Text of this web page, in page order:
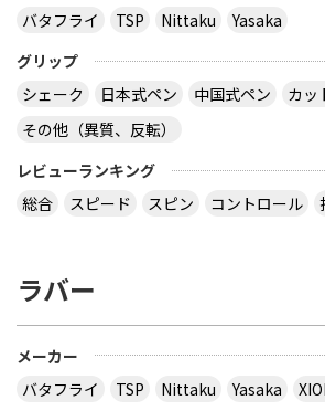
バタフライ
TSP Nittaku
Yasaka
グリップ
シェーク
日本式ペン 中国式ペン
カッ
その他（異質、反転）
レビューランキング
総合
スピード スピン コントロール
ラバー
メーカー
バタフライ
TSP Nittaku Yasaka